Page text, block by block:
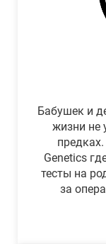
Бабушек и
жизни не
Genetics
тесты на
за